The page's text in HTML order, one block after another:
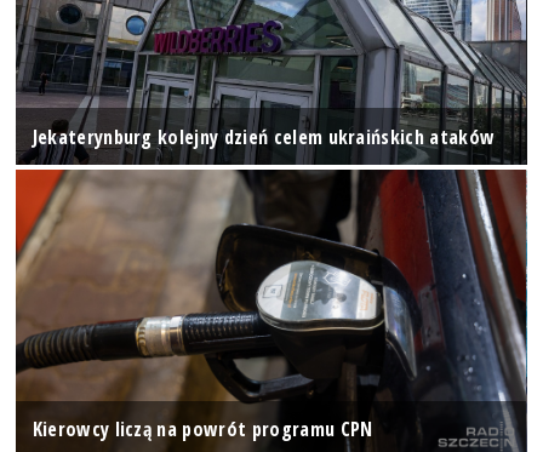
Jekaterynburg kolejny dzień celem ukraińskich ataków
Kierowcy liczą na powrót programu CPN